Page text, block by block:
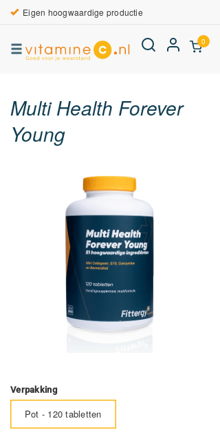
Eigen hoogwaardige productie
0
Multi Health Forever
Young
Verpakking
Pot - 120 tabletten